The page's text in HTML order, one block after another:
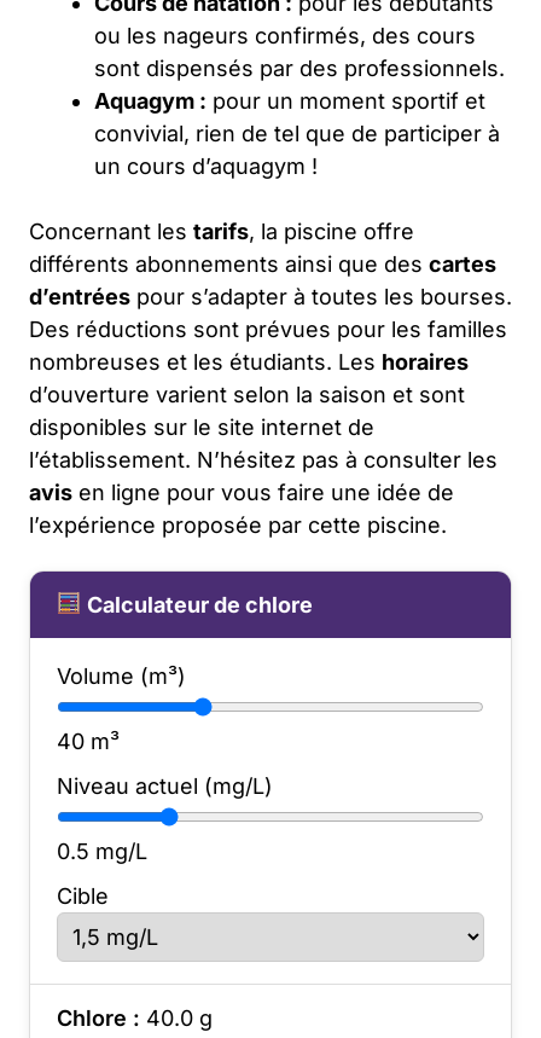
ou les nageurs confirmés, des cours
sont dispensés par des professionnels.
Aquagym : pour un moment sportif et
convivial, rien de tel que de participer à
un cours d’aquagym !
Concernant les tarifs, la piscine offre
différents abonnements ainsi que des cartes
d’entrées pour s’adapter à toutes les bourses.
Des réductions sont prévues pour les familles
nombreuses et les étudiants. Les horaires
d’ouverture varient selon la saison et sont
disponibles sur le site internet de
l’établissement. N’hésitez pas à consulter les
avis en ligne pour vous faire une idée de
l’expérience proposée par cette piscine.
Calculateur de chlore
Volume (m³)
40 m³
Niveau actuel (mg/L)
0.5 mg/L
Cible
Chlore : 40.0 g